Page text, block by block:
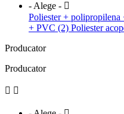
- Alege - 
Poliester +
+ PVC (2) Poliester
Producator
Producator
 